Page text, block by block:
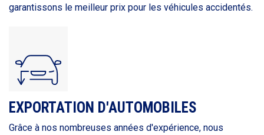
garantissons le meilleur prix pour les véhicules accidentés.
EXPORTATION D'AUTOMOBILES
Grâce à nos nombreuses années d'expérience, nous